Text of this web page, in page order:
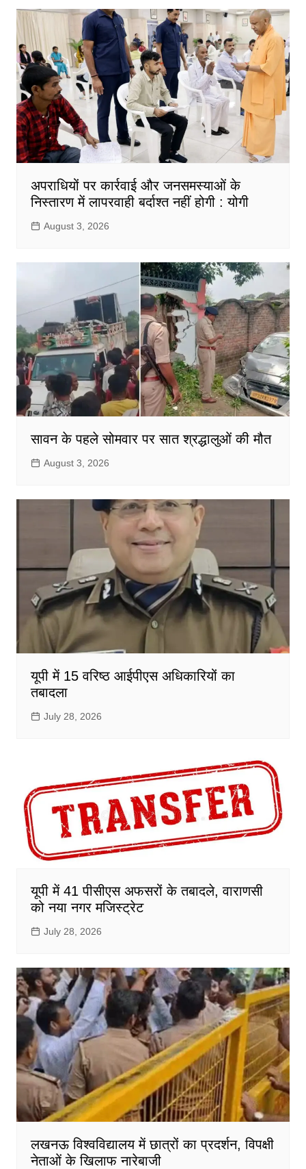
अपराधियों पर कार्रवाई और जनसमस्याओं के
निस्तारण में लापरवाही बर्दाश्त नहीं होगी : योगी
August 3, 2026
सावन के पहले सोमवार पर सात श्रद्धालुओं की मौत
August 3, 2026
यूपी में 15 वरिष्ठ आईपीएस अधिकारियों का
तबादला
July 28, 2026
यूपी में 41 पीसीएस अफसरों के तबादले, वाराणसी
को नया नगर मजिस्ट्रेट
July 28, 2026
लखनऊ विश्वविद्यालय में छात्रों का प्रदर्शन, विपक्षी
नेताओं के खिलाफ नारेबाजी